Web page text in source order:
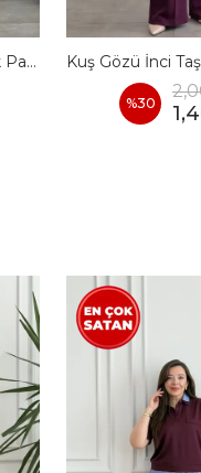
Eteği Katlı Çizgili Asimetrik Pamuk Elbise
%30